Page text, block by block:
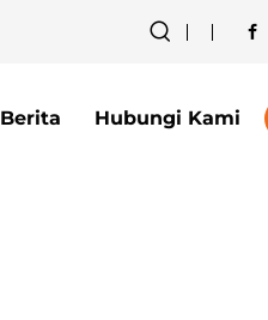
Berita Hubungi Kami